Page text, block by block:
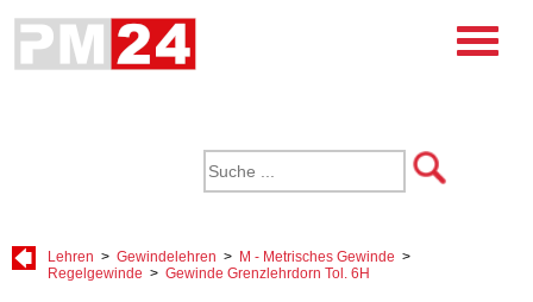
Lehren > Gewindelehren > M - Metrisches Gewinde >
Regelgewinde > Gewinde Grenzlehrdorn Tol. 6H